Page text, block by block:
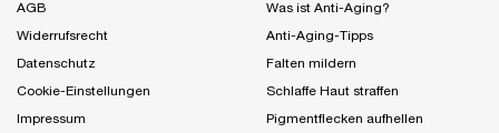
AGB
Widerrufsrecht
Datenschutz
Cookie-Einstellungen
Impressum
Was ist Anti-Aging?
Anti-Aging-Tipps
Falten mildern
Schlaffe Haut straffen
Pigmentflecken aufhellen